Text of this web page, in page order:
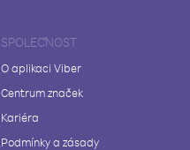
SPOLEČNOST
O aplikaci Viber
Centrum značek
Kariéra
Podmínky a zásady